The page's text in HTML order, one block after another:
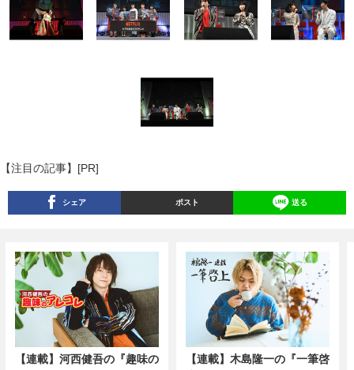
【注目の記事】[PR]
シェア ポスト 送る
【連載】河西健吾の『趣味の
【連載】木島隆一の『一筆啓